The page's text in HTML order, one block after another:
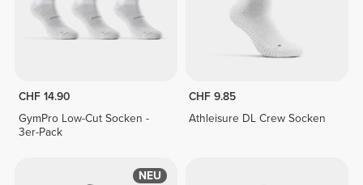
CHF 14.90
GymPro Low-Cut Socken -
3er-Pack
CHF 9.85
Athleisure DL Crew Socken
NEU